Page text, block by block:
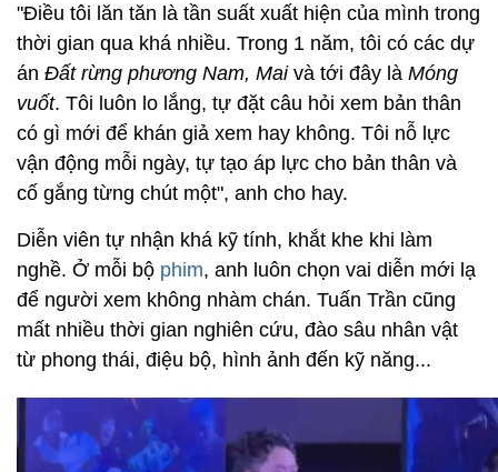
"Điều tôi lăn tăn là tần suất xuất hiện của mình trong
thời gian qua khá nhiều. Trong 1 năm, tôi có các dự
án Đất rừng phương Nam, Maivà tới đây là Móng
vuốt. Tôi luôn lo lắng, tự đặt câu hỏi xem bản thân
có gì mới để khán giả xem hay không. Tôi nỗ lực
vận động mỗi ngày, tự tạo áp lực cho bản thân và
cố gắng từng chút một", anh cho hay.
Diễn viên tự nhận khá kỹ tính, khắt khe khi làm
nghề. Ở mỗi bộ phim, anh luôn chọn vai diễn mới lạ
để người xem không nhàm chán. Tuấn Trần cũng
mất nhiều thời gian nghiên cứu, đào sâu nhân vật
từ phong thái, điệu bộ, hình ảnh đến kỹ năng...